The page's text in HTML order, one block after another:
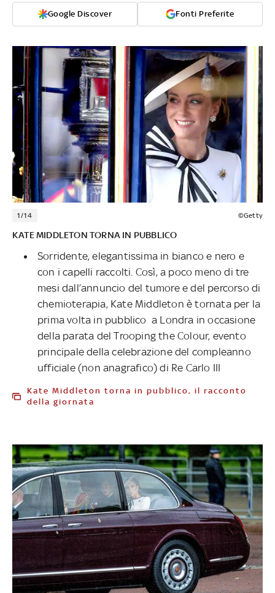
Google Discover Fonti Preferite
1/14 ©Getty
KATE MIDDLETON TORNA IN PUBBLICO
Sorridente, elegantissima in bianco e nero e
con i capelli raccolti. Così, a poco meno di tre
mesi dall’annuncio del tumore e del percorso di
chemioterapia, Kate Middleton è tornata per la
prima volta in pubblico a Londra in occasione
della parata del Trooping the Colour, evento
principale della celebrazione del compleanno
ufficiale (non anagrafico) di Re Carlo III
Kate Middleton torna in pubblico, il racconto
della giornata